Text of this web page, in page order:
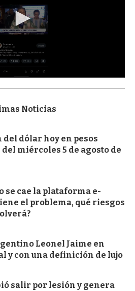
Noticias
del dólar hoy en pesos
miércoles 5 de agosto de
se cae la plataforma e-
el problema, qué riesgos
Leonel Jaime en
y con una definición de lujo
salir por lesión y genera